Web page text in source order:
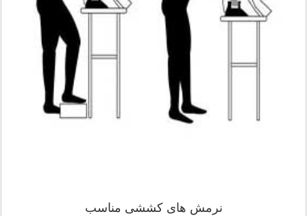
نرمش های کششی مناسب